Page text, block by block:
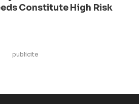
Constitute High Risk
publicite